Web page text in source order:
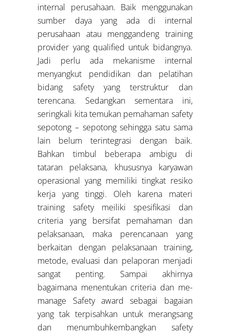
internal perusahaan. Baik menggunakan
sumber daya yang ada di internal
perusahaan atau menggandeng training
provider yang qualified untuk bidangnya.
Jadi perlu ada mekanisme internal
menyangkut pendidikan dan pelatihan
bidang safety yang terstruktur dan
terencana. Sedangkan sementara ini,
seringkali kita temukan pemahaman safety
sepotong – sepotong sehingga satu sama
lain belum terintegrasi dengan baik.
Bahkan timbul beberapa ambigu di
tataran pelaksana, khususnya karyawan
operasional yang memiliki tingkat resiko
kerja yang tinggi. Oleh karena materi
training safety meiliki spesifikasi dan
criteria yang bersifat pemahaman dan
pelaksanaan, maka perencanaan yang
berkaitan dengan pelaksanaan training,
metode, evaluasi dan pelaporan menjadi
sangat penting. Sampai akhirnya
bagaimana menentukan criteria dan me-
manage Safety award sebagai bagaian
yang tak terpisahkan untuk merangsang
dan menumbuhkembangkan safety